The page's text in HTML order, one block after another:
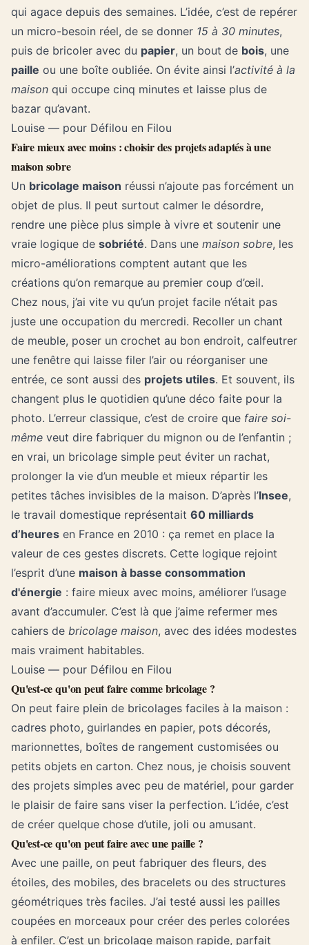
qui agace depuis des semaines. L’idée, c’est de repérer
un micro-besoin réel, de se donner 15 à 30 minutes,
puis de bricoler avec du papier, un bout de bois, une
paille ou une boîte oubliée. On évite ainsi l’activité à la
maison qui occupe cinq minutes et laisse plus de
bazar qu’avant.
Louise — pour Défilou en Filou
Faire mieux avec moins : choisir des projets adaptés à une
maison sobre
Un bricolage maison réussi n’ajoute pas forcément un
objet de plus. Il peut surtout calmer le désordre,
rendre une pièce plus simple à vivre et soutenir une
vraie logique de sobriété. Dans une maison sobre, les
micro-améliorations comptent autant que les
créations qu’on remarque au premier coup d’œil.
Chez nous, j’ai vite vu qu’un projet facile n’était pas
juste une occupation du mercredi. Recoller un chant
de meuble, poser un crochet au bon endroit, calfeutrer
une fenêtre qui laisse filer l’air ou réorganiser une
entrée, ce sont aussi des projets utiles. Et souvent, ils
changent plus le quotidien qu’une déco faite pour la
photo. L’erreur classique, c’est de croire que faire soi-
même veut dire fabriquer du mignon ou de l’enfantin ;
en vrai, un bricolage simple peut éviter un rachat,
prolonger la vie d’un meuble et mieux répartir les
petites tâches invisibles de la maison. D’après l’Insee,
le travail domestique représentait 60 milliards
d’heures en France en 2010 : ça remet en place la
valeur de ces gestes discrets. Cette logique rejoint
l’esprit d’une maison à basse consommation
d'énergie : faire mieux avec moins, améliorer l’usage
avant d’accumuler. C’est là que j’aime refermer mes
cahiers de bricolage maison, avec des idées modestes
mais vraiment habitables.
Louise — pour Défilou en Filou
Qu'est-ce qu'on peut faire comme bricolage ?
On peut faire plein de bricolages faciles à la maison :
cadres photo, guirlandes en papier, pots décorés,
marionnettes, boîtes de rangement customisées ou
petits objets en carton. Chez nous, je choisis souvent
des projets simples avec peu de matériel, pour garder
le plaisir de faire sans viser la perfection. L’idée, c’est
de créer quelque chose d’utile, joli ou amusant.
Qu'est-ce qu'on peut faire avec une paille ?
Avec une paille, on peut fabriquer des fleurs, des
étoiles, des mobiles, des bracelets ou des structures
géométriques très faciles. J’ai testé aussi les pailles
coupées en morceaux pour créer des perles colorées
à enfiler. C’est un bricolage maison rapide, parfait